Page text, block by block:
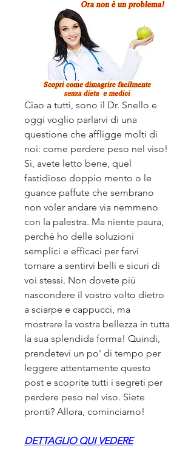
Ciao a tutti, sono il Dr. Snello e
oggi voglio parlarvi di una
questione che affligge molti di
noi: come perdere peso nel viso!
Sì, avete letto bene, quel
fastidioso doppio mento o le
guance paffute che sembrano
non voler andare via nemmeno
con la palestra. Ma niente paura,
perché ho delle soluzioni
semplici e efficaci per farvi
tornare a sentirvi belli e sicuri di
voi stessi. Non dovete più
nascondere il vostro volto dietro
a sciarpe e cappucci, ma
mostrare la vostra bellezza in tutta
la sua splendida forma! Quindi,
prendetevi un po' di tempo per
leggere attentamente questo
post e scoprite tutti i segreti per
perdere peso nel viso. Siete
pronti? Allora, cominciamo!
DETTAGLIO QUI VEDERE